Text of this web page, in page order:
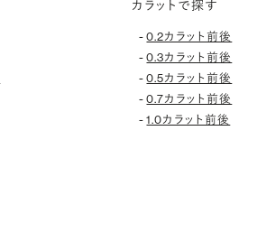
カラットで探す
-0.2カラット前後
-0.3カラット前後
-0.5カラット前後
-0.7カラット前後
-1.0カラット前後